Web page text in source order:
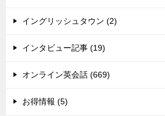
イングリッシュタウン (2)
インタビュー記事 (19)
オンライン英会話 (669)
お得情報 (5)